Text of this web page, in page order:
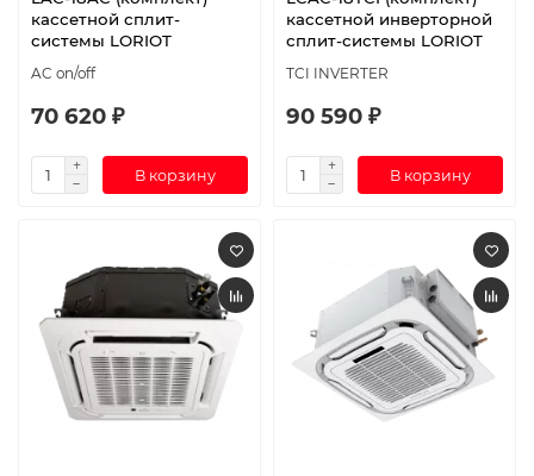
кассетной сплит-
системы LORIOT
AC on/off
70 620 ₽
В корзину
кассетной инверторной
сплит-системы LORIOT
TCI INVERTER
90 590 ₽
В корзину